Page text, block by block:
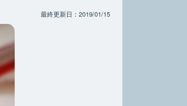
最終更新日：2019/01/15